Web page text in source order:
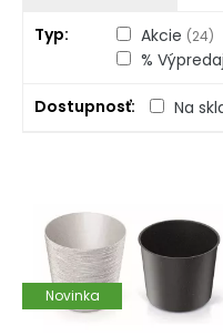
Typ Akcie (24)
% Výpredaj
Dostupnosť Na
Novinka